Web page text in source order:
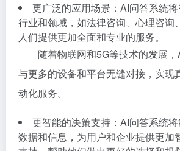
更广泛的应用场景：AI问答系统
行业和领域，如法律咨询、心理咨询
人们提供更加全面和专业的服务。
随着物联网和5G等技术的发展
与更多的设备和平台无缝对接，实现
动化服务。
更智能的决策支持：AI问答系统
数据和信息，为用户和企业提供更加